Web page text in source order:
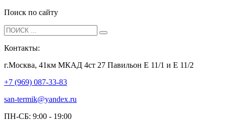
Поиск по сайту
Контакты:
г.Москва, 41км МКАД 4ст 27 Павильон Е 11/1 и Е 11/2
+7 (969) 087-33-83
san-termik@yandex.ru
ПН-СБ: 9:00 - 19:00